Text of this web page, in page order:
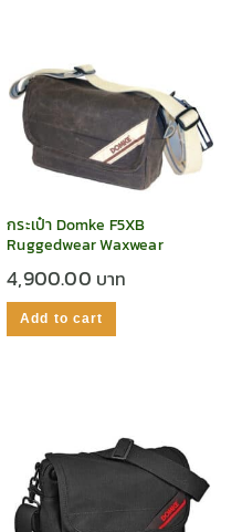
กระเป๋า Domke F5XB
Ruggedwear Waxwear
4,900.00
Add to cart